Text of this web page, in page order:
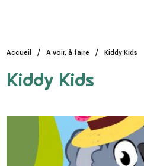
Accueil A voir, à faire Kiddy Kids
Kiddy Kids